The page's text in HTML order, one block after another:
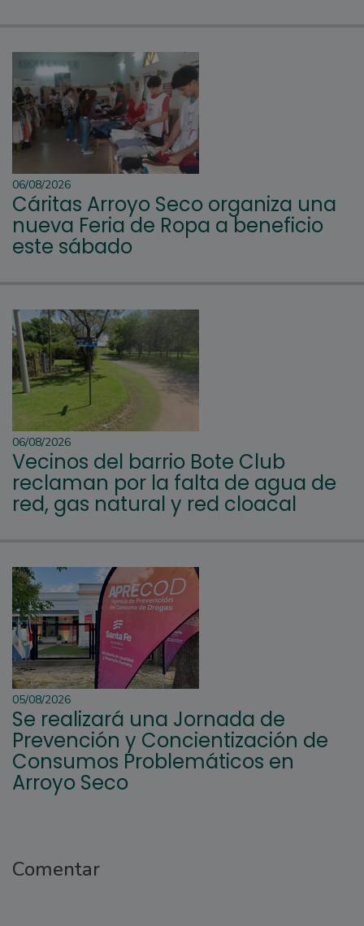
06/08/2026
Cáritas Arroyo Seco organiza una
nueva Feria de Ropa a beneficio
este sábado
06/08/2026
Vecinos del barrio Bote Club
reclaman por la falta de agua de
red, gas natural y red cloacal
05/08/2026
Se realizará una Jornada de
Prevención y Concientización de
Consumos Problemáticos en
Arroyo Seco
Comentar